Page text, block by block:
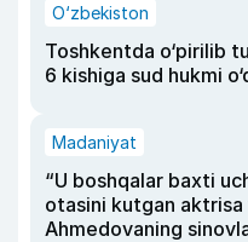
O‘zbekiston
Toshkentda o‘pirilib
6 kishiga sud hukmi
Madaniyat
“U boshqalar baxti
otasini kutgan aktrisa
Ahmedovaning